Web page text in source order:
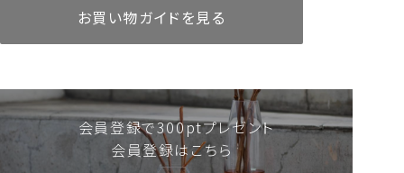
お買い物ガイドを見る
会員登録で300ptプレゼント
会員登録はこちら